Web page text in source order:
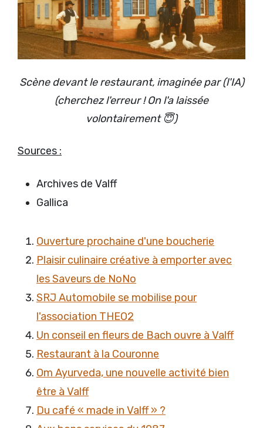
Scène devant le restaurant, imaginée par (l'IA)
(cherchez l'erreur ! On l'a laissée
volontairement 😇)
Sources :
Archives de Valff
Gallica
Ouverture prochaine d'une boucherie
Plaisir culinaire créative à emporter avec
les Saveurs de NoNo
SRJ Automobile se mobilise pour
l'association THEO2
Un conseil en fleurs de Bach ouvre à Valff
Restaurant à la Couronne
Om Ayurveda, une nouvelle activité bien
être à Valff
Du café « made in Valff » ?